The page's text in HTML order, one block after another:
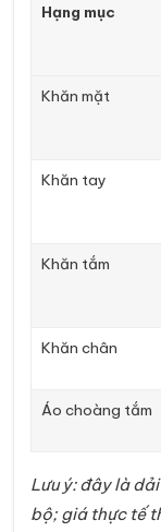
Hạng mục
Khăn mặt
Khăn tay
Khăn tắm
Khăn chân
Áo choàng tắm
Lưu ý: đây là
bộ; giá thực tế